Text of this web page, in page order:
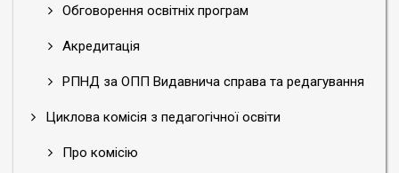
Обговорення освітніх програм
Акредитація
РПНД за ОПП Видавнича справа та редагування
Циклова комісія з педагогічної освіти
Про комісію